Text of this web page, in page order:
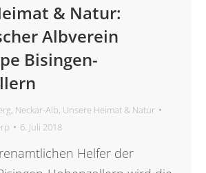
& Natur:
Albverein
Bisingen-
, Neckar-Alb, Unsere Heimat & Natur
6. Juli 2018
Helfer der